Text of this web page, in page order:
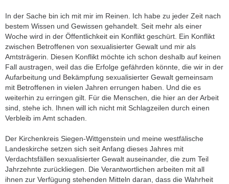
In der Sache bin ich mit mir im Reinen. Ich habe zu jeder Zeit nach
bestem Wissen und Gewissen gehandelt. Seit mehr als einer
Woche wird in der Öffentlichkeit ein Konflikt geschürt. Ein Konflikt
zwischen Betroffenen von sexualisierter Gewalt und mir als
Amtsträgerin. Diesen Konflikt möchte ich schon deshalb auf keinen
Fall austragen, weil das die Erfolge gefährden könnte, die wir in der
Aufarbeitung und Bekämpfung sexualisierter Gewalt gemeinsam
mit Betroffenen in vielen Jahren errungen haben. Und die es
weiterhin zu erringen gilt. Für die Menschen, die hier an der Arbeit
sind, stehe ich. Ihnen will ich nicht mit Schlagzeilen durch einen
Verbleib im Amt schaden.
Der Kirchenkreis Siegen-Wittgenstein und meine westfälische
Landeskirche setzen sich seit Anfang dieses Jahres mit
Verdachtsfällen sexualisierter Gewalt auseinander, die zum Teil
Jahrzehnte zurückliegen. Die Verantwortlichen arbeiten mit all
ihnen zur Verfügung stehenden Mitteln daran, dass die Wahrheit